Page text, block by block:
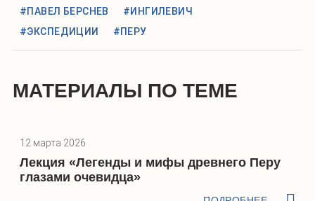
#ПАВЕЛ БЕРСНЕВ
#ИНГИЛЕВИЧ
#ЭКСПЕДИЦИИ
#ПЕРУ
МАТЕРИАЛЫ ПО ТЕМЕ
12 марта 2026
Лекция «Легенды и мифы древнего Перу
глазами очевидца»